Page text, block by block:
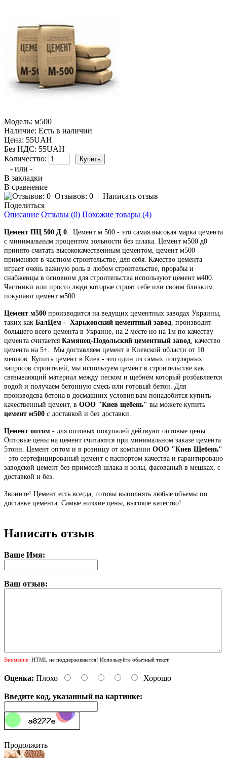
Модель: м500
Наличие: Есть в наличии
Цена: 55UAH
Без НДС: 55UAH
Количество:
- или -
В закладки
В сравнение
Отзывов: 0 | Написать отзыв
Поделиться
Описание Отзывы (0) Похожие товары (4)
Цемент ПЦ 500 Д 0 . Цемент м 500 - это самая высокая марка цемента
с минимальным процентом зольности без шлака. Цемент м500 д0
принято считать высококачественным цементом, цемент м500
применяют в частном строительстве, для себя. Качество цемента
играет очень важную роль в любом строительстве, прорабы и
снабженцы в основном для строительства используют цемент м400.
Частники или просто люди которые строят себе или своим близким
покупают цемент м500.
Цемент м500 производится на ведущих цементных заводах Украины,
таких как БалЦем - Харьковский цементный завод , производит
большего всего цемента в Украине, на 2 месте но на 1м по качеству
цемента считается Камянец-Подольский цементный завод , качество
цемента на 5+. Мы доставляем цемент в Киевской области от 10
мешков. Купить цемент в Киев - это один из самых популярных
запросов строителей, мы используем цемент в строительстве как
связывающий материал между песком и щебнём который розбавляется
водой и получаем бетонную смесь или готовый бетон. Для
производсва бетона в досмашних условия вам понадобится купить
качественный цемент, в ООО "Киев щебень" вы можете купить
цемент м500 с доставкой и без доставки.
Цемент оптом - для оптовых покупалей дейтвуют оптовые цены.
Оптовые цены на цемент считаются при минимальном заказе цемента
5тонн. Цемент оптом и в розницу от компании ООО "Киев Щебень"
- это сертефицированый цемент с паспортом качества и гарантировано
заводской цемент без примесей шлака и золы, фасованый в мешках, с
доставкой и без.
Звоните! Цемент есть всегда, готовы выполнять любые объемы по
доставке цемента. Самые низкие цены, высокое качество!
Написать отзыв
Ваше Имя:
Ваш отзыв:
Внимание: HTML не поддерживается! Используйте обычный текст.
Оценка: Плохо Хорошо
Введите код, указанный на картинке:
Продолжить